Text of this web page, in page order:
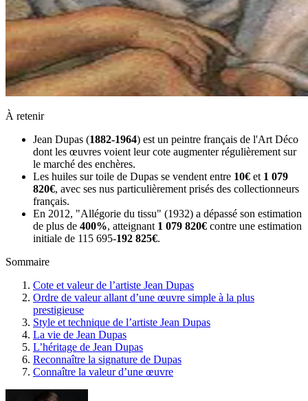
À retenir
Jean Dupas (1882-1964) est un peintre français de l'Art Déco
dont les œuvres voient leur cote augmenter régulièrement sur
le marché des enchères.
Les huiles sur toile de Dupas se vendent entre 10€ et 1 079
820€, avec ses nus particulièrement prisés des collectionneurs
français.
En 2012, "Allégorie du tissu" (1932) a dépassé son estimation
de plus de 400%, atteignant 1 079 820€ contre une estimation
initiale de 115 695-192 825€.
Sommaire
Cote et valeur de l’artiste Jean Dupas
Ordre de valeur allant d’une œuvre simple à la plus
prestigieuse
Style et technique de l’artiste Jean Dupas
La vie de Jean Dupas
L’héritage de Jean Dupas
Reconnaître la signature de Dupas
Connaître la valeur d’une œuvre